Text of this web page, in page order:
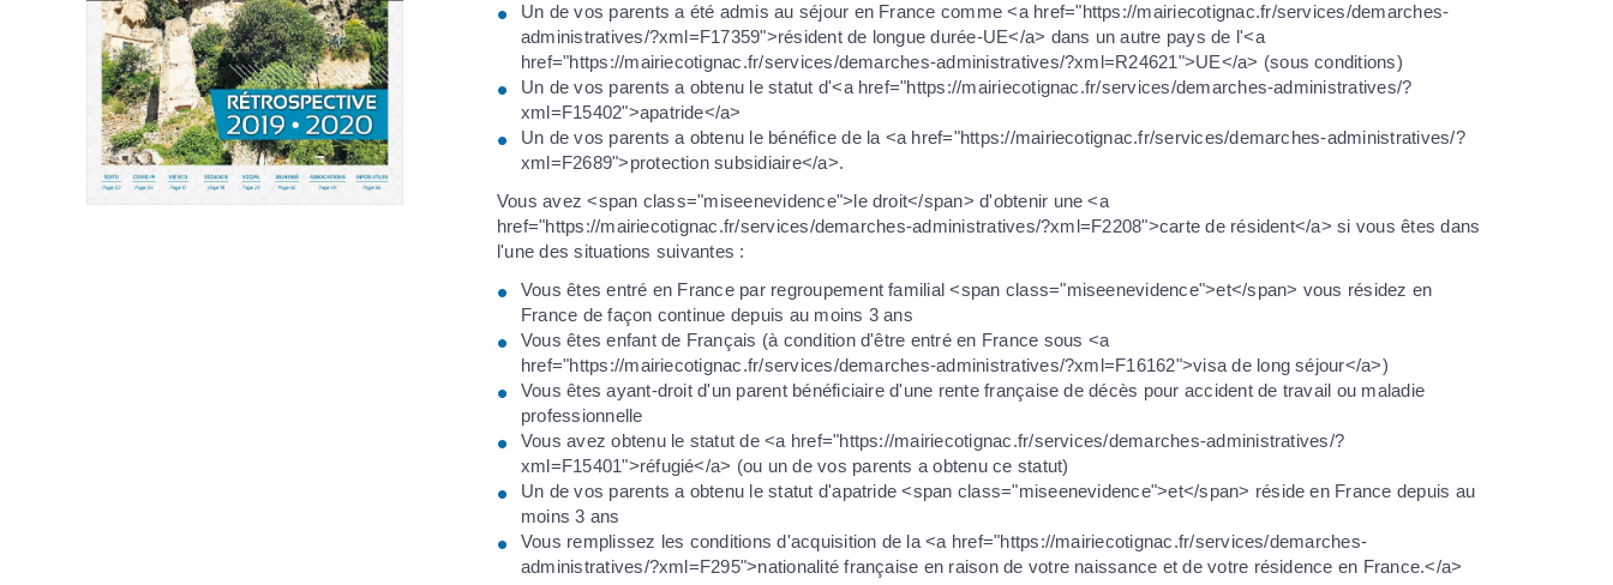
Un de vos parents a été admis au séjour en France comme <a href="https://mairiecotignac.fr/services/demarches-
administratives/?xml=F17359">résident de longue durée-UE</a> dans un autre pays de l'<a
href="https://mairiecotignac.fr/services/demarches-administratives/?xml=R24621">UE</a> (sous conditions)
Un de vos parents a obtenu le statut d'<a href="https://mairiecotignac.fr/services/demarches-administratives/?
xml=F15402">apatride</a>
Un de vos parents a obtenu le bénéfice de la <a href="https://mairiecotignac.fr/services/demarches-administratives/?
xml=F2689">protection subsidiaire</a>.
Vous avez <span class="miseenevidence">le droit</span> d'obtenir une <a
href="https://mairiecotignac.fr/services/demarches-administratives/?xml=F2208">carte de résident</a> si vous êtes dans
l'une des situations suivantes :
Vous êtes entré en France par regroupement familial <span class="miseenevidence">et</span> vous résidez en
France de façon continue depuis au moins 3 ans
Vous êtes enfant de Français (à condition d'être entré en France sous <a
href="https://mairiecotignac.fr/services/demarches-administratives/?xml=F16162">visa de long séjour</a>)
Vous êtes ayant-droit d'un parent bénéficiaire d'une rente française de décès pour accident de travail ou maladie
professionnelle
Vous avez obtenu le statut de <a href="https://mairiecotignac.fr/services/demarches-administratives/?
xml=F15401">réfugié</a> (ou un de vos parents a obtenu ce statut)
Un de vos parents a obtenu le statut d'apatride <span class="miseenevidence">et</span> réside en France depuis au
moins 3 ans
Vous remplissez les conditions d'acquisition de la <a href="https://mairiecotignac.fr/services/demarches-
administratives/?xml=F295">nationalité française en raison de votre naissance et de votre résidence en France.</a>